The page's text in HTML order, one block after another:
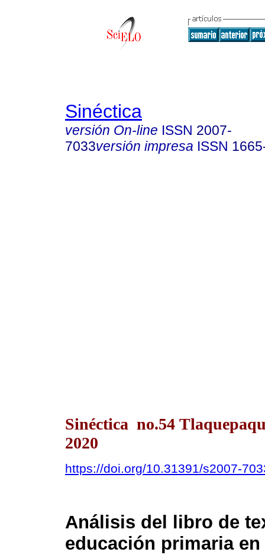
Sinéctica
versión On-line ISSN 2007-
7033versión impresa ISSN
Sinéctica no.54
2020
https://doi.org/10.31391/s2007-
Análisis del libro de
educación primaria